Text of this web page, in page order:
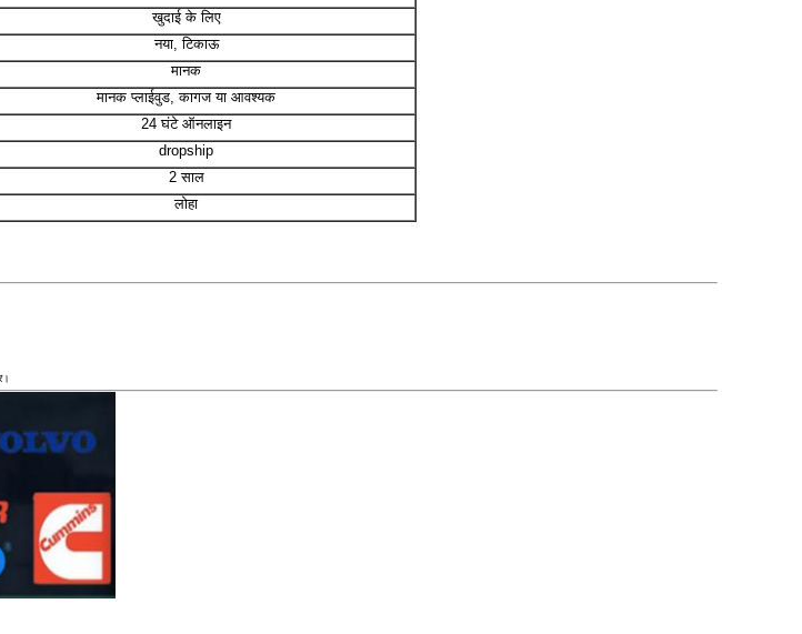
खुदाई के लिए
नया, टिकाऊ
मानक
मानक प्लाईवुड, कागज या आवश्यक
24 घंटे ऑनलाइन
dropship
2 साल
लोहा